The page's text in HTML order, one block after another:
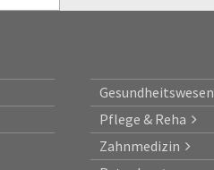
Gesundheitswesen
Pflege & Reha
Zahnmedizin